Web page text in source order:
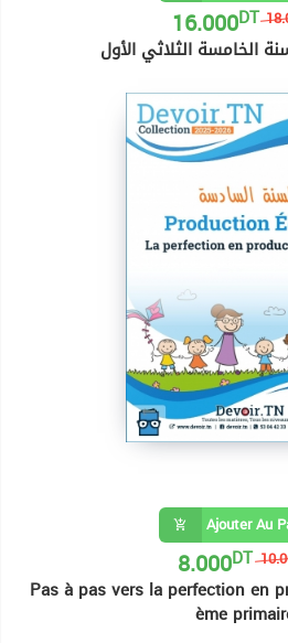
16.000DT
الخامسة الثلاثي الأول
Ajouter Au
8.000DT
Pas à pas vers la perfection en
ème